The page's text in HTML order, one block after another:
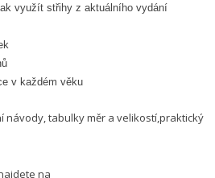
využít střihy z aktuálního vydání
v každém věku
návody, tabulky měr a velikostí,praktický
na